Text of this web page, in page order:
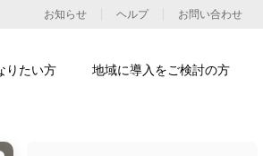
お知らせ ヘルプ お問い合わせ
りたい方 地域に導入をご検討の方